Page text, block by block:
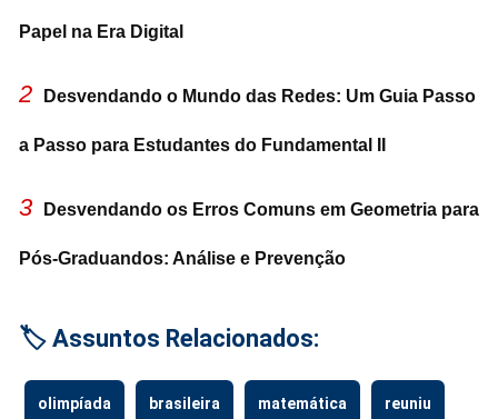
Papel na Era Digital
2 Desvendando o Mundo das Redes: Um Guia Passo
a Passo para Estudantes do Fundamental II
3 Desvendando os Erros Comuns em Geometria para
Pós-Graduandos: Análise e Prevenção
🏷️ Assuntos Relacionados:
olimpíada brasileira matemática reuniu